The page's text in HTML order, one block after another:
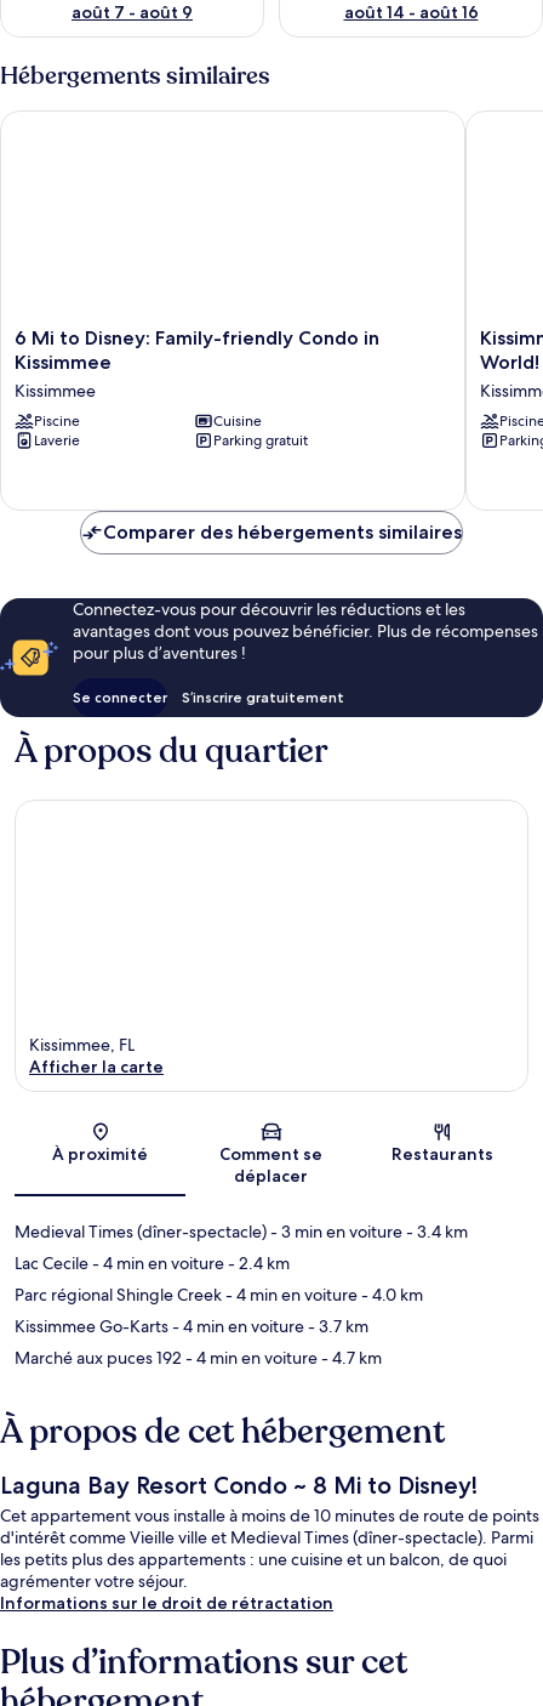
août 7 - août 9
août 14 - août 16
Hébergements similaires
6
Mi
Disney:
Family-
friendly
Kissimmee
Kissimmee
6 Mi to Disney: Family-friendly Condo in
Kissimmee
Kissimmee
Piscine
Cuisine
Laverie
Parking gratuit
6 Mi to Disney: Family-friendly Condo in Kissimmee
Condo
Perks:
6
Mi
World!
World!
Comparer des hébergements similaires
Connectez-vous pour découvrir les réductions et les
avantages dont vous pouvez bénéficier. Plus de récompenses
pour plus d’aventures !
Se connecter S’inscrire gratuitement
À propos du quartier
Carte
Kissimmee, FL
Afficher la carte
À proximité
Comment se
déplacer
Restaurants
Medieval Times (dîner-spectacle)- 3 min en voiture- 3.4 km
Lac Cecile- 4 min en voiture- 2.4 km
Parc régional Shingle Creek- 4 min en voiture- 4.0 km
Kissimmee Go-Karts- 4 min en voiture- 3.7 km
Marché aux puces 192 - 4 min en voiture- 4.7 km
À propos de cet hébergement
Laguna Bay Resort Condo ~ 8 Mi to Disney!
Cet appartement vous installe à moins de 10 minutes de route de points
d'intérêt comme Vieille ville et Medieval Times (dîner-spectacle). Parmi
les petits plus des appartements : une cuisine et un balcon, de quoi
agrémenter votre séjour.
Informations sur le droit de rétractation
Plus d’informations sur cet